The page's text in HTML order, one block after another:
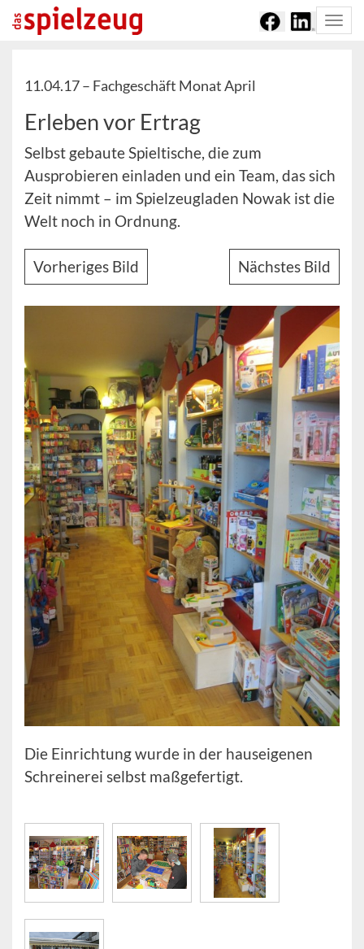
11.04.17 – Fachgeschäft Monat April
Erleben vor Ertrag
Selbst gebaute Spieltische, die zum
Ausprobieren einladen und ein Team, das sich
Zeit nimmt – im Spielzeugladen Nowak ist die
Welt noch in Ordnung.
Vorheriges Bild Nächstes Bild
Die Einrichtung wurde in der hauseigenen
Schreinerei selbst maßgefertigt.